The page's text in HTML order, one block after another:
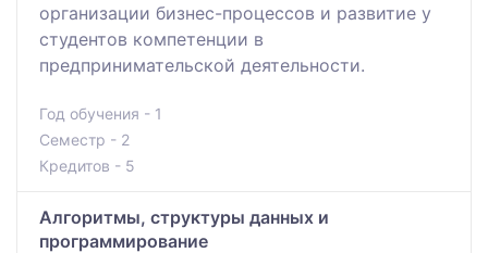
организации бизнес-процессов и развитие у
студентов компетенции в
предпринимательской деятельности.
Год обучения - 1
Семестр - 2
Кредитов - 5
Алгоритмы, структуры данных и
программирование